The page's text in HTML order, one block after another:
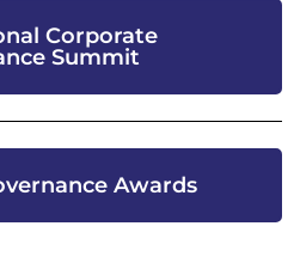
Corporate
Summit
Awards